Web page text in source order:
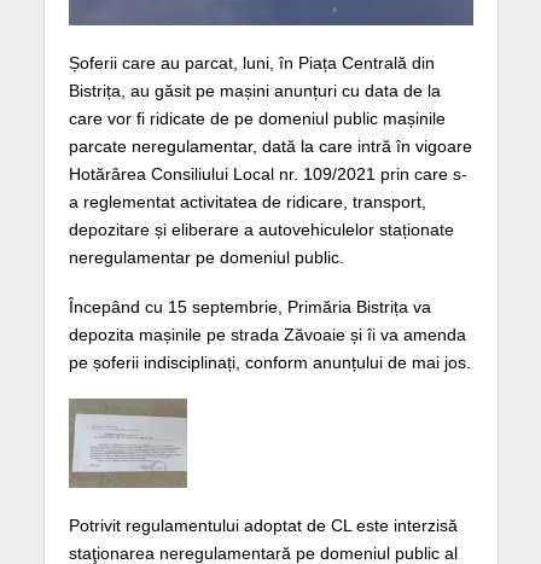
Șoferii care au parcat, luni, în Piața Centrală din
Bistrița, au găsit pe mașini anunțuri cu data de la
care vor fi ridicate de pe domeniul public mașinile
parcate neregulamentar, dată la care intră în vigoare
Hotărârea Consiliului Local nr. 109/2021 prin care s-
a reglementat activitatea de ridicare, transport,
depozitare și eliberare a autovehiculelor staționate
neregulamentar pe domeniul public.
Începând cu 15 septembrie, Primăria Bistrița va
depozita mașinile pe strada Zăvoaie și îi va amenda
pe șoferii indisciplinați, conform anunțului de mai jos.
Potrivit regulamentului adoptat de CL este interzisă
staţionarea neregulamentară pe domeniul public al